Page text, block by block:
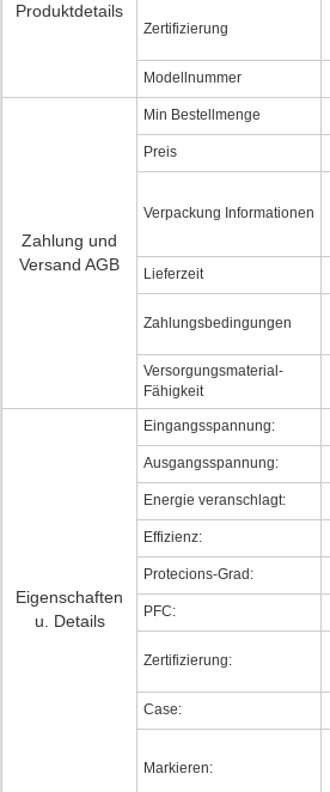
Produktdetails
Zertifizierung
Modellnummer
Zahlung und
Versand AGB
Min Bestellmenge
Preis
Verpackung Informationen
Lieferzeit
Zahlungsbedingungen
Versorgungsmaterial-
Fähigkeit
Eigenschaften
u. Details
Eingangsspannung:
Ausgangsspannung:
Energie veranschlagt:
Effizienz:
Protecions-Grad:
PFC:
Zertifizierung:
Case:
Markieren: